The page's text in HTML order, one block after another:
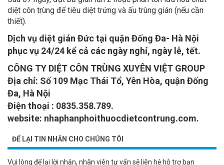
diệt côn trùng để tiêu diệt trứng và ấu trùng gián (nếu cần
thiết).
Dịch vụ diệt gián Đức tại quận Đống Đa- Hà Nội
phục vụ 24/24 kể cả các ngày nghỉ, ngày lễ, tết.
CÔNG TY DIỆT CÔN TRÙNG XUYÊN VIỆT GROUP
Địa chỉ: Số 109 Mạc Thái Tổ, Yên Hòa, quận Đống
Đa, Hà Nội
Điện thoại : 0835.358.789.
website: nhaphanphoithuocdietcontrung.com.
ĐỂ LẠI TIN NHẮN CHO CHÚNG TÔI